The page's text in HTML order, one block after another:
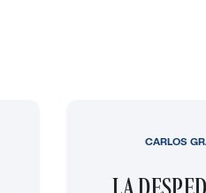
CARLOS